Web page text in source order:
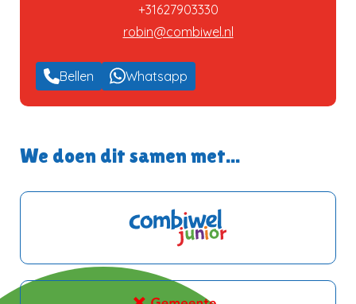
+31627903330
robin@combiwel.nl
Bellen Whatsapp
We doen dit samen met...